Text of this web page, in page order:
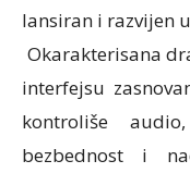
lansiran i razvijen
Okarakterisana
interfejsu
kontroliše
bezbednost i